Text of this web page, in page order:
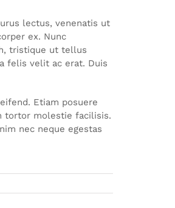
lectus, venenatis ut
ex. Nunc
tristique ut tellus
felis velit ac erat. Duis
Etiam posuere
tortor molestie facilisis.
nec neque egestas